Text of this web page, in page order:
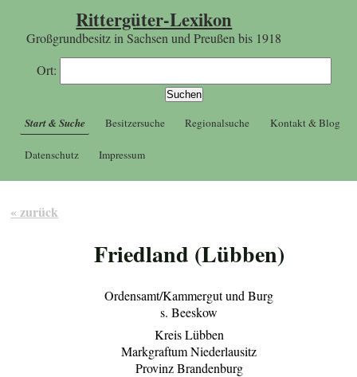
Rittergüter-Lexikon
Großgrundbesitz in Sachsen und Preußen bis 1918
Ort:
Start & Suche Besitzersuche Regionalsuche Kontakt & Blog
Datenschutz Impressum
« zurück
Friedland (Lübben)
Ordensamt/Kammergut und Burg
s. Beeskow
Kreis Lübben
Markgraftum Niederlausitz
Provinz Brandenburg